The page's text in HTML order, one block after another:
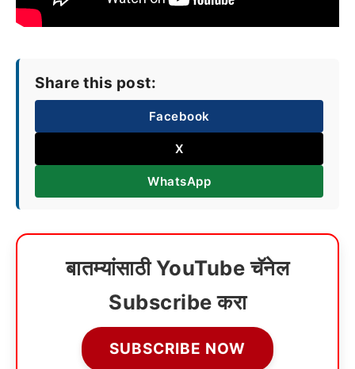
Share this post:
Facebook
X
WhatsApp
बातम्यांसाठी YouTube चॅनेल
Subscribe करा
SUBSCRIBE NOW